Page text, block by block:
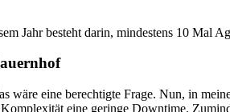
Jahr besteht darin, mindestens 10 Mal
wäre eine berechtigte Frage. Nun, in
eine geringe Downtime.